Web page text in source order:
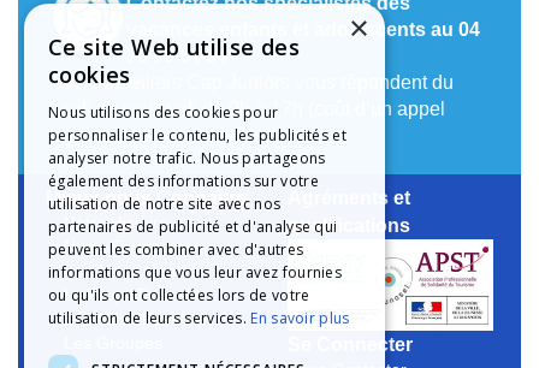
vacances enfants et adolescents au 04
78 79 64 04
Nos conseillers Cap Juniors vous répondent du
lundi au vendredi de 9h à 17h (coût d’un appel
local depuis un poste fixe).
Mieux nous Connaître
Notre Histoire
Notre Engagement
La Charte Qualité
Le Projet Educatif
Les Aides Possibles
Agréments et
qualifications
Se Connecter
×
Ce site Web utilise des
cookies
Nous utilisons des cookies pour
personnaliser le contenu, les publicités et
analyser notre trafic. Nous partageons
également des informations sur votre
utilisation de notre site avec nos
partenaires de publicité et d'analyse qui
peuvent les combiner avec d'autres
informations que vous leur avez fournies
ou qu'ils ont collectées lors de votre
utilisation de leurs services. En savoir plus